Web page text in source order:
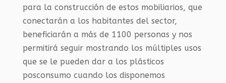
para la construcción de estos mobiliarios, que
conectarán a los habitantes del sector,
beneficiarán a más de 1100 personas y nos
permitirá seguir mostrando los múltiples usos
que se le pueden dar a los plásticos
posconsumo cuando los disponemos